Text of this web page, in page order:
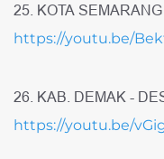
25. KOTA
https://youtu.be/
26. KAB. DEMAK -
https://youtu.be/